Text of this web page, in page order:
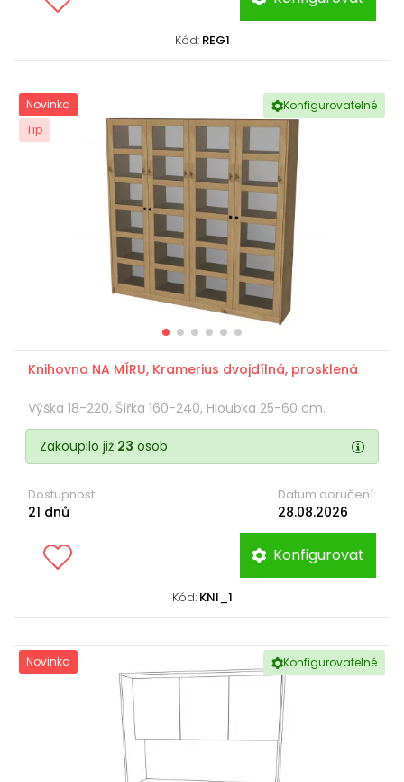
Kód: REG1
Konfigurovatelné
Novinka
Tip
Knihovna NA MÍRU, Kramerius dvojdílná, prosklená
Výška 18-220, Šířka 160-240, Hloubka 25-60 cm.
Zakoupilo již 23 osob
Dostupnost:
21 dnů
Datum doručení:
28.08.2026
Konfigurovat
Kód: KNI_1
Konfigurovatelné
Novinka